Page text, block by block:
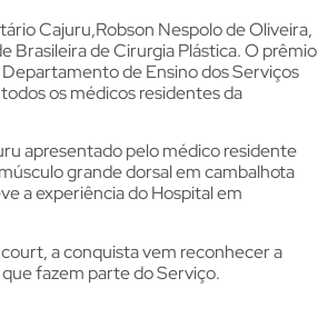
Cajuru,Robson Nespolo de Oliveira,
Brasileira de Cirurgia Plástica. O prêmio
de Ensino dos Serviços
os médicos residentes da
apresentado pelo médico residente
grande dorsal em cambalhota
a experiência do Hospital em
a conquista vem reconhecer a
fazem parte do Serviço.